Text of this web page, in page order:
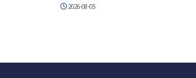
2026-08-05